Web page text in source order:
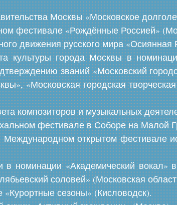
Москвы «Московское
фестивале «Рождённые Россией»
движения русского мира «Осиянная
культуры города Москвы в
званий «Московский
«Московская городская
композиторов и музыкальных
фестивале в Соборе на Малой
Международном открытом
номинации «Академический вокал»
соловей» (Московская
сезоны» (Кисловодск).